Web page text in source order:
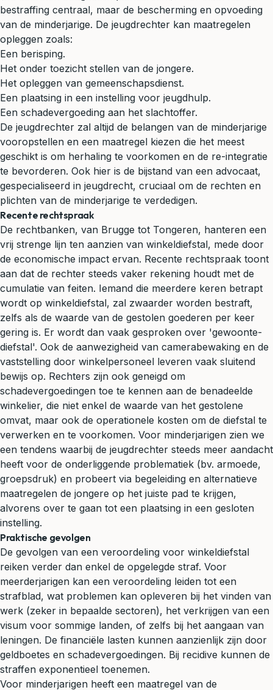
bestraffing centraal, maar de bescherming en opvoeding
van de minderjarige. De jeugdrechter kan maatregelen
opleggen zoals:
Een berisping.
Het onder toezicht stellen van de jongere.
Het opleggen van gemeenschapsdienst.
Een plaatsing in een instelling voor jeugdhulp.
Een schadevergoeding aan het slachtoffer.
De jeugdrechter zal altijd de belangen van de minderjarige
vooropstellen en een maatregel kiezen die het meest
geschikt is om herhaling te voorkomen en de re-integratie
te bevorderen. Ook hier is de bijstand van een advocaat,
gespecialiseerd in jeugdrecht, cruciaal om de rechten en
plichten van de minderjarige te verdedigen.
Recente rechtspraak
De rechtbanken, van Brugge tot Tongeren, hanteren een
vrij strenge lijn ten aanzien van winkeldiefstal, mede door
de economische impact ervan. Recente rechtspraak toont
aan dat de rechter steeds vaker rekening houdt met de
cumulatie van feiten. Iemand die meerdere keren betrapt
wordt op winkeldiefstal, zal zwaarder worden bestraft,
zelfs als de waarde van de gestolen goederen per keer
gering is. Er wordt dan vaak gesproken over 'gewoonte-
diefstal'. Ook de aanwezigheid van camerabewaking en de
vaststelling door winkelpersoneel leveren vaak sluitend
bewijs op. Rechters zijn ook geneigd om
schadevergoedingen toe te kennen aan de benadeelde
winkelier, die niet enkel de waarde van het gestolene
omvat, maar ook de operationele kosten om de diefstal te
verwerken en te voorkomen. Voor minderjarigen zien we
een tendens waarbij de jeugdrechter steeds meer aandacht
heeft voor de onderliggende problematiek (bv. armoede,
groepsdruk) en probeert via begeleiding en alternatieve
maatregelen de jongere op het juiste pad te krijgen,
alvorens over te gaan tot een plaatsing in een gesloten
instelling.
Praktische gevolgen
De gevolgen van een veroordeling voor winkeldiefstal
reiken verder dan enkel de opgelegde straf. Voor
meerderjarigen kan een veroordeling leiden tot een
strafblad, wat problemen kan opleveren bij het vinden van
werk (zeker in bepaalde sectoren), het verkrijgen van een
visum voor sommige landen, of zelfs bij het aangaan van
leningen. De financiële lasten kunnen aanzienlijk zijn door
geldboetes en schadevergoedingen. Bij recidive kunnen de
straffen exponentieel toenemen.
Voor minderjarigen heeft een maatregel van de